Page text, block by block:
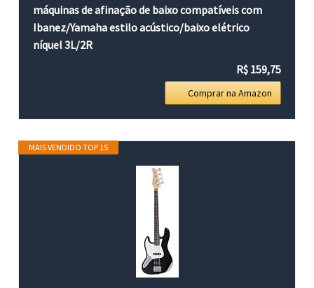
máquinas de afinação de baixo compatíveis com
Ibanez/Yamaha estilo acústico/baixo elétrico
níquel 3L/2R
R$ 159,75
Comprar na Amazon
MAIS VENDIDO TOP 15